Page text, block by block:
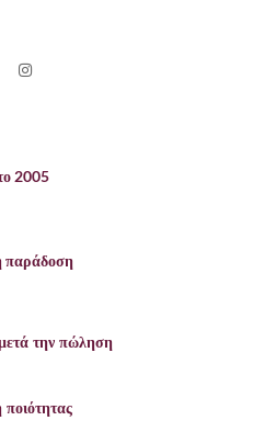
2005
παράδοση
την πώληση